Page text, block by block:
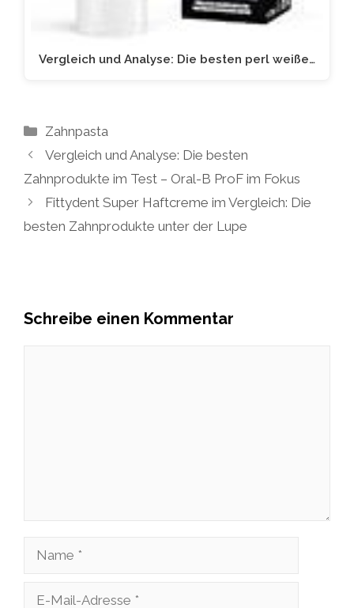
Vergleich und Analyse: Die besten perl weiße…
Kategorien
Zahnpasta
Vergleich und Analyse: Die besten
Zahnprodukte im Test – Oral-B ProF im Fokus
Fittydent Super Haftcreme im Vergleich: Die
besten Zahnprodukte unter der Lupe
Schreibe einen Kommentar
Name